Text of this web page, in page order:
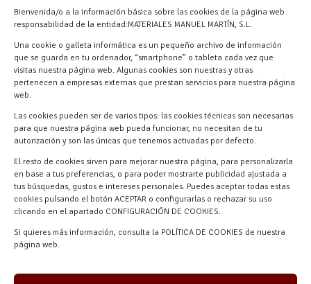
Bienvenida/o a la información básica sobre las cookies de la página web
responsabilidad de la entidad:MATERIALES MANUEL MARTÍN, S.L.
Una cookie o galleta informática es un pequeño archivo de información
que se guarda en tu ordenador, “smartphone” o tableta cada vez que
visitas nuestra página web. Algunas cookies son nuestras y otras
pertenecen a empresas externas que prestan servicios para nuestra página
web.
Las cookies pueden ser de varios tipos: las cookies técnicas son necesarias
para que nuestra página web pueda funcionar, no necesitan de tu
autorización y son las únicas que tenemos activadas por defecto.
El resto de cookies sirven para mejorar nuestra página, para personalizarla
en base a tus preferencias, o para poder mostrarte publicidad ajustada a
tus búsquedas, gustos e intereses personales. Puedes aceptar todas estas
cookies pulsando el botón ACEPTAR o configurarlas o rechazar su uso
clicando en el apartado CONFIGURACIÓN DE COOKIES.
Si quieres más información, consulta la POLÍTICA DE COOKIES de nuestra
página web.
info@materialesmanuelmartin.com
921 57 52 29
618 59 79 72 (Solo WhatsApp)
Materiales Manuel Martín Ctra.
Turégano-Navas de Oro, 47, 40280
Navalmanzano, Segovia, ESPAÑA
Materiales Manuel Martín © 2026 |
Desarrollado por